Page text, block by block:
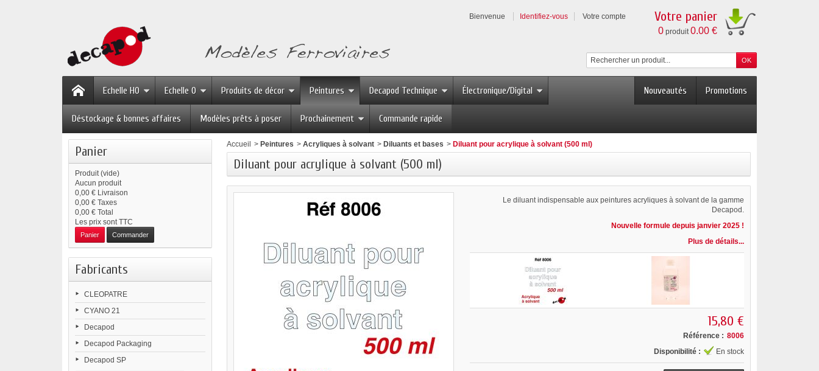
Bienvenue Identifiez-vous Votre compte Votre panier
0 produit0.00 €
Promotions
Nouveautés
Echelle HO Echelle O Produits de décor Peintures Decapod Technique Électronique/Digital
Déstockage & bonnes affaires Modèles prêts à poser Prochainement Commande rapide
Panier
Produit (vide)
Aucun produit
0,00 € Livraison
0,00 € Taxes
0,00 € Total
Les prix sont TTC
Panier Commander
Fabricants
CLEOPATRE
CYANO 21
Decapod
Decapod Packaging
Decapod SP
Accueil > Peintures > Acryliques à solvant > Diluants et bases > Diluant pour acrylique à solvant (500 ml)
Diluant pour acrylique à solvant (500 ml)
Le diluant indispensable aux peintures acryliques à solvant de la gamme
Decapod.
Nouvelle formule depuis janvier 2025 !
Plus de détails...
15,80 €
Référence : 8006
Disponibilité :
En stock